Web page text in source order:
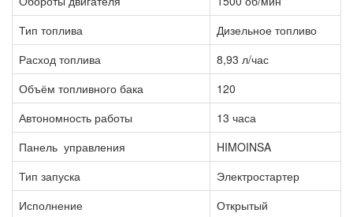
Тип топлива
Дизельное топливо
Расход топлива
8,93 л/час
Объём топливного бака
120
Автономность работы
13 часа
Панель управления
HIMOINSA
Тип запуска
Электростартер
Исполнение
Открытый